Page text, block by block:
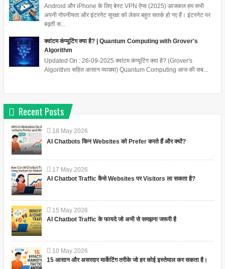
Android और iPhone के लिए बेस्ट VPN ऐप्स (2025) आजकल हम सभी
अपनी गोपनीयता और इंटरनेट सुरक्षा को लेकर बहुत सतर्क हो गए हैं। इंटरनेट पर
बढ़ती स...
क्वांटम कंप्यूटिंग क्या है? | Quantum Computing with Grover's
Algorithm
Updated On : 26-09-2025 क्वांटम कंप्यूटिंग क्या है? (Grover's
Algorithm सहित आसान व्याख्या) Quantum Computing आज की सब...
Recent Posts
18 May 2026
AI Chatbots किन Websites को Prefer करते हैं और क्यों?
17 May 2026
AI Chatbot Traffic कैसे Websites पर Visitors ला सकता है?
15 May 2026
AI Chatbot Traffic के फायदे जो अभी से समझना जरूरी है
10 May 2026
15 आसान और असरदार मार्केटिंग तरीके जो हर कोई इस्तेमाल कर सकता है।